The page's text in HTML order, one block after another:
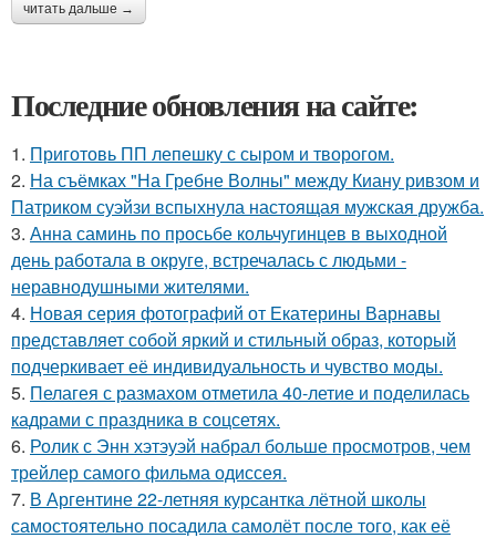
читать дальше →
Последние обновления на сайте:
1. Приготовь ПП лепешку с сыром и творогом.
2. На съёмках "На Гребне Волны" между Киану ривзом и
Патриком суэйзи вспыхнула настоящая мужская дружба.
3. Анна саминь по просьбе кольчугинцев в выходной
день работала в округе, встречалась с людьми -
неравнодушными жителями.
4. Новая серия фотографий от Екатерины Варнавы
представляет собой яркий и стильный образ, который
подчеркивает её индивидуальность и чувство моды.
5. Пелагея с размахом отметила 40-летие и поделилась
кадрами с праздника в соцсетях.
6. Ролик с Энн хэтэуэй набрал больше просмотров, чем
трейлер самого фильма одиссея.
7. В Аргентине 22-летняя курсантка лётной школы
самостоятельно посадила самолёт после того, как её